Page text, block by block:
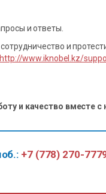
и ответы.
и
http://www.iknobel.kz/
и качество вместе с
+7 (778) 270-